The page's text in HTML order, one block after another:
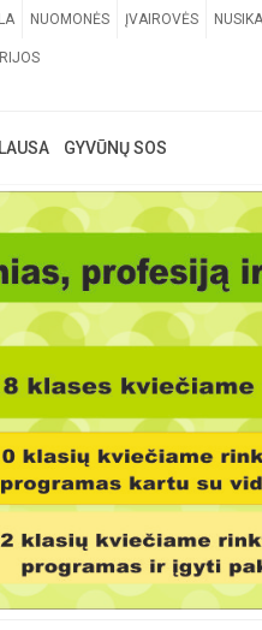
NUOMONĖS ĮVAIROVĖS
GYVŪNŲ SOS